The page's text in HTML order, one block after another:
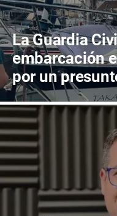
La Guardia
embarcación
por un
muelle